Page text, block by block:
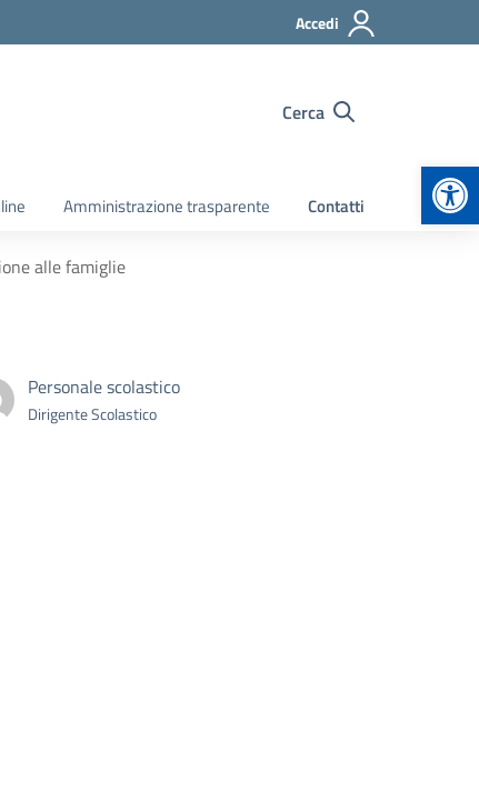
Accedi
Cerca
Amministrazione trasparente Contatti
alle famiglie
Personale scolastico
Dirigente Scolastico